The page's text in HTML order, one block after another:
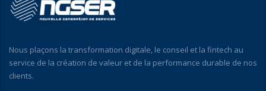
Nous plaçons la transformation digitale, le conseil et la fintech au
service de la création de valeur et de la performance durable de nos
clients.